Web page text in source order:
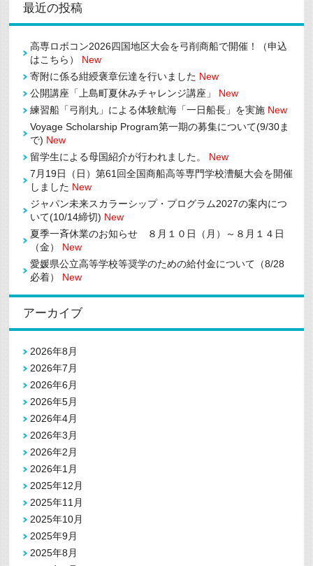
最近の投稿
高専ロボコン2026四国地区大会を弓削商船で開催！（申込
はこちら） New
寄附に係る紺綬褒章伝達を行いました New
公開講座「上島町夏休みチャレンジ講座」
New
練習船「弓削丸」による体験航海「一日船長」を実施 New
Voyage Scholarship Program第一期の募集について(9/30ま
で) New
留学生による母国紹介が行われました。 New
7月19日（日）第61回全国商船高等専門学校漕艇大会を開催
しました New
ジャパン未来スカラーシップ・プログラム2027の案内につ
いて(10/14締切) New
夏季一斉休業のお知らせ ８月１０日（月）～８月１４日
（金） New
愛媛県公立高等学校等奨学のための給付金について（8/28
必着） New
アーカイブ
2026年8月
2026年7月
2026年6月
2026年5月
2026年4月
2026年3月
2026年2月
2026年1月
2025年12月
2025年11月
2025年10月
2025年9月
2025年8月